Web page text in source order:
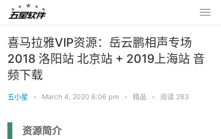
喜马拉雅VIP资源：岳云鹏相声专场
2018 洛阳站 北京站 + 2019上海站 音
频下载
五小星 • March 4, 2020 6:06 pm • 精品 • 阅读 283
资源简介